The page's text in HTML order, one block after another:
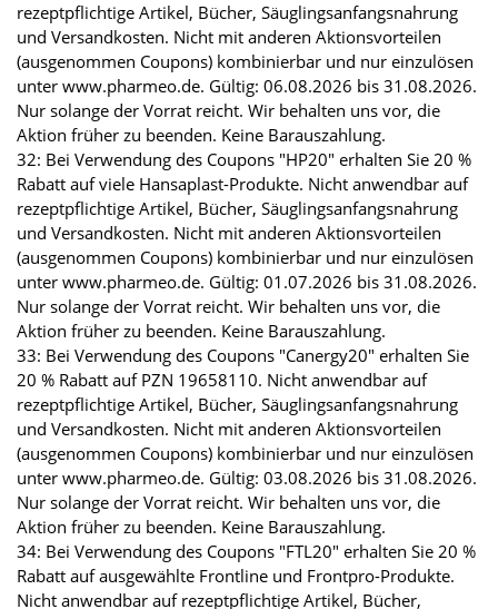
rezeptpflichtige Artikel, Bücher, Säuglingsanfangsnahrung
und Versandkosten. Nicht mit anderen Aktionsvorteilen
(ausgenommen Coupons) kombinierbar und nur einzulösen
unter www.pharmeo.de. Gültig: 06.08.2026 bis 31.08.2026.
Nur solange der Vorrat reicht. Wir behalten uns vor, die
Aktion früher zu beenden. Keine Barauszahlung.
32: Bei Verwendung des Coupons "HP20" erhalten Sie 20 %
Rabatt auf viele Hansaplast-Produkte. Nicht anwendbar auf
rezeptpflichtige Artikel, Bücher, Säuglingsanfangsnahrung
und Versandkosten. Nicht mit anderen Aktionsvorteilen
(ausgenommen Coupons) kombinierbar und nur einzulösen
unter www.pharmeo.de. Gültig: 01.07.2026 bis 31.08.2026.
Nur solange der Vorrat reicht. Wir behalten uns vor, die
Aktion früher zu beenden. Keine Barauszahlung.
33: Bei Verwendung des Coupons "Canergy20" erhalten Sie
20 % Rabatt auf PZN 19658110. Nicht anwendbar auf
rezeptpflichtige Artikel, Bücher, Säuglingsanfangsnahrung
und Versandkosten. Nicht mit anderen Aktionsvorteilen
(ausgenommen Coupons) kombinierbar und nur einzulösen
unter www.pharmeo.de. Gültig: 03.08.2026 bis 31.08.2026.
Nur solange der Vorrat reicht. Wir behalten uns vor, die
Aktion früher zu beenden. Keine Barauszahlung.
34: Bei Verwendung des Coupons "FTL20" erhalten Sie 20 %
Rabatt auf ausgewählte Frontline und Frontpro-Produkte.
Nicht anwendbar auf rezeptpflichtige Artikel, Bücher,